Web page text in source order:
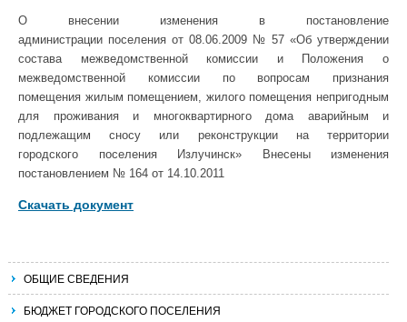
О внесении изменения в постановление
администрации поселения от 08.06.2009 № 57 «Об утверждении
состава межведомственной комиссии и Положения о
межведомственной комиссии по вопросам признания
помещения жилым помещением, жилого помещения непригодным
для проживания и многоквартирного дома аварийным и
подлежащим сносу или реконструкции на территории
городского поселения Излучинск» Внесены изменения
постановлением № 164 от 14.10.2011
Скачать документ
ОБЩИЕ СВЕДЕНИЯ
БЮДЖЕТ ГОРОДСКОГО ПОСЕЛЕНИЯ